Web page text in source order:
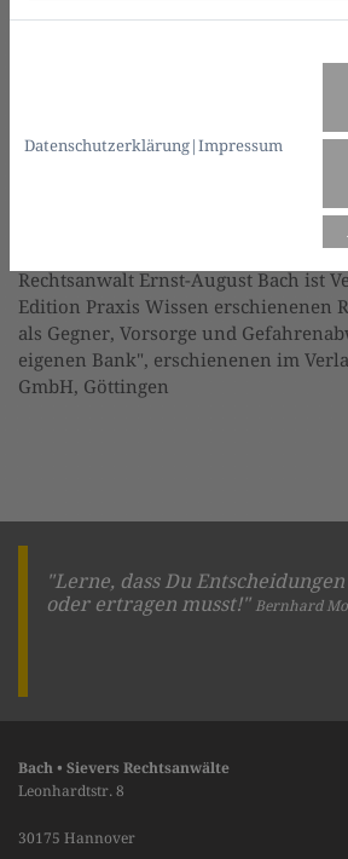
Rechtsanwalt Ernst-August Bach ist
Edition Praxis Wissen erschienenen
als Gegner, Vorsorge und
eigenen Bank", erschienenen im
GmbH, Göttingen
"Lerne, dass Du
oder ertragen musst!" Bernhard
Bach • Sievers Rechtsanwälte
Leonhardtstr. 8
30175 Hannover
Datenschutzerklärung | Impressum